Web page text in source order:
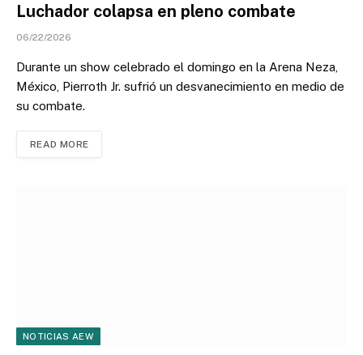
Luchador colapsa en pleno combate
06/22/2026
Durante un show celebrado el domingo en la Arena Neza,
México, Pierroth Jr. sufrió un desvanecimiento en medio de
su combate.
READ MORE
NOTICIAS AEW